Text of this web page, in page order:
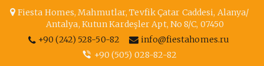
Fiesta Homes,Mahmutlar, Tevfik Çatar Caddesi, Alanya/
Antalya, Kutun Kardeşler Apt, No 8/С, 07450
+90 (242) 528-50-82
info@fiestahomes.ru
+90 (505) 028-82-82